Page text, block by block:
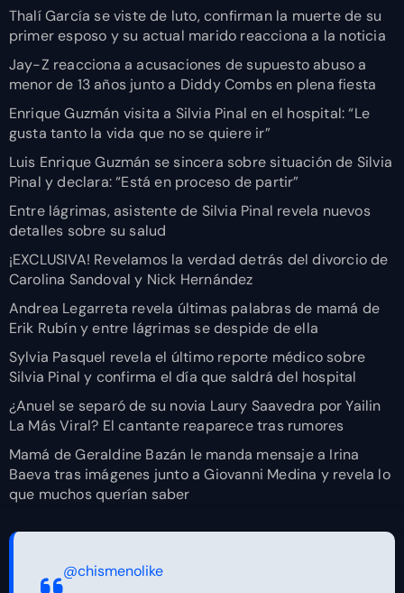
Thalí García se viste de luto, confirman la muerte de su
primer esposo y su actual marido reacciona a la noticia
Jay-Z reacciona a acusaciones de supuesto abuso a
menor de 13 años junto a Diddy Combs en plena fiesta
Enrique Guzmán visita a Silvia Pinal en el hospital: “Le
gusta tanto la vida que no se quiere ir”
Luis Enrique Guzmán se sincera sobre situación de Silvia
Pinal y declara: “Está en proceso de partir”
Entre lágrimas, asistente de Silvia Pinal revela nuevos
detalles sobre su salud
¡EXCLUSIVA! Revelamos la verdad detrás del divorcio de
Carolina Sandoval y Nick Hernández
Andrea Legarreta revela últimas palabras de mamá de
Erik Rubín y entre lágrimas se despide de ella
Sylvia Pasquel revela el último reporte médico sobre
Silvia Pinal y confirma el día que saldrá del hospital
¿Anuel se separó de su novia Laury Saavedra por Yailin
La Más Viral? El cantante reaparece tras rumores
Mamá de Geraldine Bazán le manda mensaje a Irina
Baeva tras imágenes junto a Giovanni Medina y revela lo
que muchos querían saber
@chismenolike